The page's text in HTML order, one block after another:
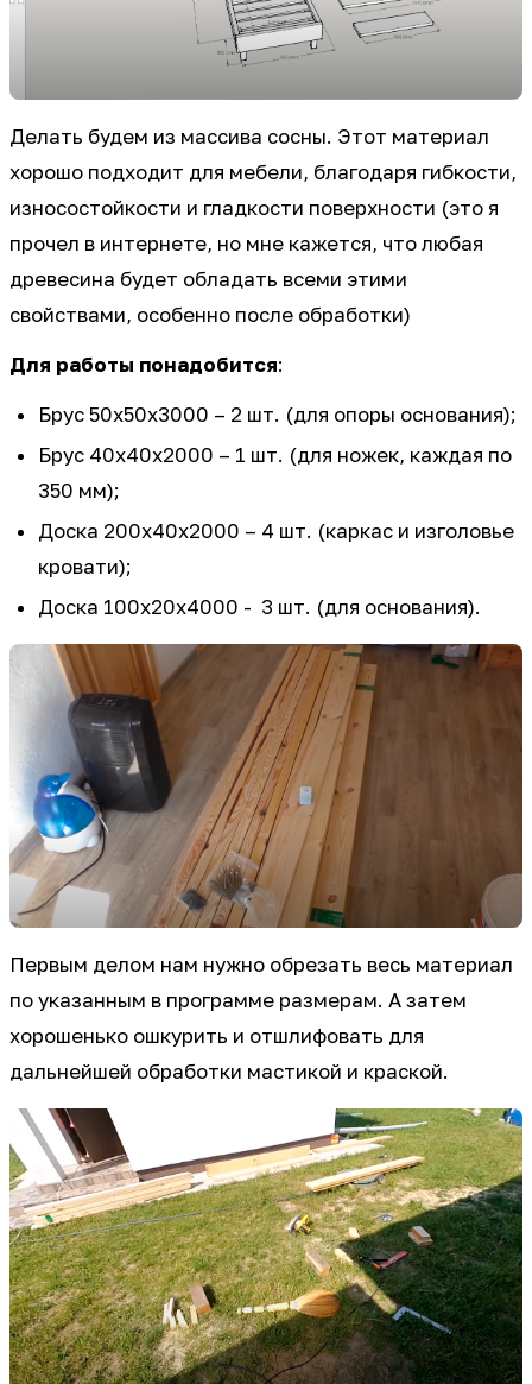
Делать будем из массива сосны. Этот материал
хорошо подходит для мебели, благодаря гибкости,
износостойкости и гладкости поверхности (это я
прочел в интернете, но мне кажется, что любая
древесина будет обладать всеми этими
свойствами, особенно после обработки)
Для работы понадобится:
Брус 50х50х3000 – 2 шт. (для опоры основания);
Брус 40х40х2000 – 1 шт. (для ножек, каждая по
350 мм);
Доска 200х40х2000 – 4 шт. (каркас и изголовье
кровати);
Доска 100х20х4000 - 3 шт. (для основания).
Первым делом нам нужно обрезать весь материал
по указанным в программе размерам. А затем
хорошенько ошкурить и отшлифовать для
дальнейшей обработки мастикой и краской.